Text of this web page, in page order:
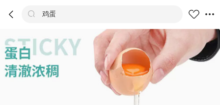
  鸡蛋 
商品 评价 详情